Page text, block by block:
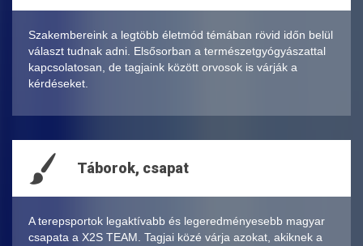
Szakembereink a legtöbb életmód témában rövid időn belül
választ tudnak adni. Elsősorban a természetgyógyászattal
kapcsolatosan, de tagjaink között orvosok is várják a
kérdéseket.
Táborok, csapat
A terepsportok legaktívabb és legeredményesebb magyar
csapata a X2S TEAM. Tagjai közé várja azokat, akiknek a